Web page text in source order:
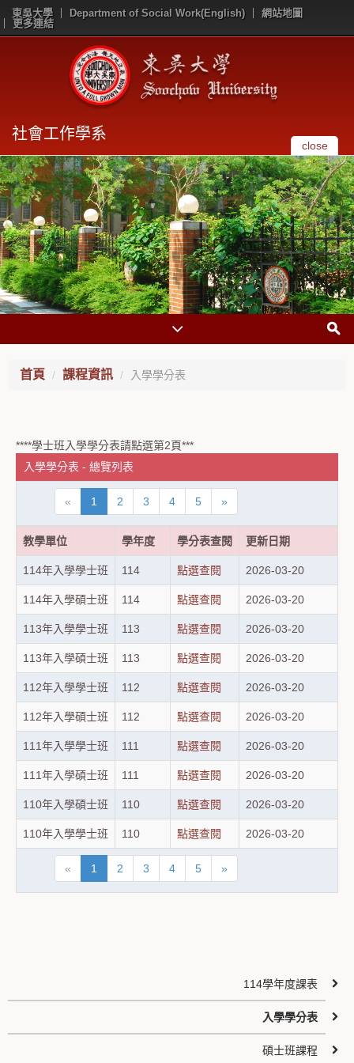
東吳大學 Department of Social Work(English)
網站地圖
更多連結
社會工作學系
close
首頁 課程資訊 入學學分表
****學士班入學學分表請點選第2頁***
入學學分表 - 總覽列表
« 1 2 3 4 5 »
教學單位 學年度 學分表查閱 更新日期
114年入學學士班 114 點選查閱 2026-03-20
114年入學碩士班 114 點選查閱 2026-03-20
113年入學學士班 113 點選查閱 2026-03-20
113年入學碩士班 113 點選查閱 2026-03-20
112年入學學士班 112 點選查閱 2026-03-20
112年入學碩士班 112 點選查閱 2026-03-20
111年入學學士班 111 點選查閱 2026-03-20
111年入學碩士班 111 點選查閱 2026-03-20
110年入學碩士班 110 點選查閱 2026-03-20
110年入學學士班 110 點選查閱 2026-03-20
« 1 2 3 4 5 »
114學年度課表
入學學分表
碩士班課程